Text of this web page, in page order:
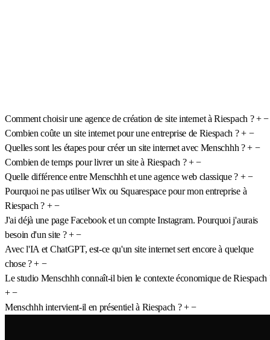
Comment choisir une agence de création de site internet à Riespach ? + −
Combien coûte un site internet pour une entreprise de Riespach ? + −
Quelles sont les étapes pour créer un site internet avec Menschhh ? + −
Combien de temps pour livrer un site à Riespach ? + −
Quelle différence entre Menschhh et une agence web classique ? + −
Pourquoi ne pas utiliser Wix ou Squarespace pour mon entreprise à
Riespach ? + −
J'ai déjà une page Facebook et un compte Instagram. Pourquoi j'aurais
besoin d'un site ? + −
Avec l'IA et ChatGPT, est-ce qu'un site internet sert encore à quelque
chose ? + −
Le studio Menschhh connaît-il bien le contexte économique de Riespach
+ −
Menschhh intervient-il en présentiel à Riespach ? + −